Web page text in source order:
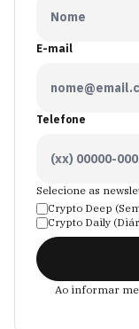
E-mail
Telefone
Selecione as
Crypto Deep
Crypto Daily
Ao informar